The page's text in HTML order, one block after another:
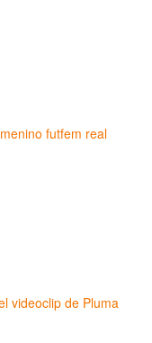
futfem real
videoclip de Pluma